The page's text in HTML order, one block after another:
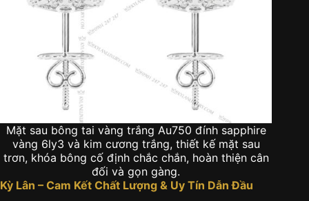
Mặt sau bông tai vàng trắng Au750 đính sapphire
vàng 6ly3 và kim cương trắng, thiết kế mặt sau
trơn, khóa bông cố định chắc chắn, hoàn thiện cân
đối và gọn gàng.
Kỳ Lân – Cam Kết Chất Lượng & Uy Tín Dẫn Đầu